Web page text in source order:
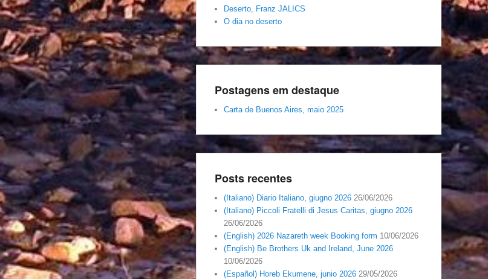
Deserto, Franz JALICS
O dia no deserto
Postagens em destaque
Carta de Buenos Aires, maio 2025
Posts recentes
(Italiano) Diario Italiano, giugno 2026 26/06/2026
(Italiano) Piccoli Fratelli di Jesus Caritas, giugno 2026
26/06/2026
(English) 2026 Nazareth week Booking form 10/06/2026
(English) Be Brothers Uk and Ireland, June 2026
10/06/2026
(Español) Horeb Ekumene, junio 2026 29/05/2026